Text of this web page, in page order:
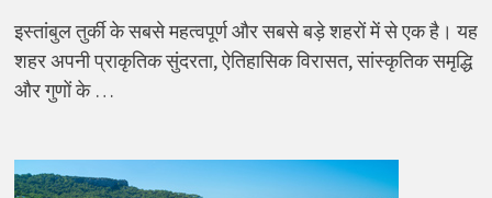
इस्तांबुल तुर्की के सबसे महत्वपूर्ण और सबसे बड़े शहरों में से एक है। यह
शहर अपनी प्राकृतिक सुंदरता, ऐतिहासिक विरासत, सांस्कृतिक समृद्धि
और गुणों के …